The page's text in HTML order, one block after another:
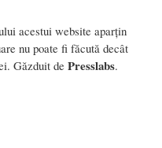
acestui website aparțin
nu poate fi făcută decât
Găzduit de Presslabs.